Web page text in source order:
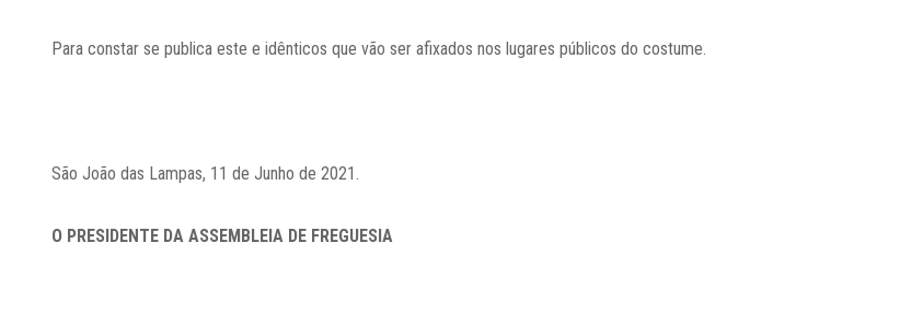
Para constar se publica este e idênticos que vão ser afixados nos lugares públicos do costume.
São João das Lampas, 11 de Junho de 2021.
O PRESIDENTE DA ASSEMBLEIA DE FREGUESIA